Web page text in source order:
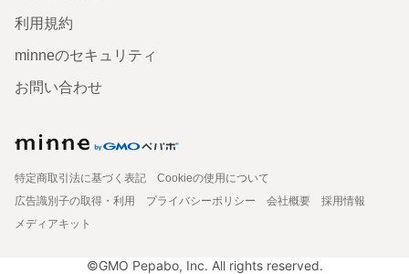
利用規約
minneのセキュリティ
お問い合わせ
特定商取引法に基づく表記
Cookieの使用について
広告識別子の取得・利用
プライバシーポリシー 会社概要
採用情報
メディアキット
©GMO Pepabo, Inc. All rights reserved.